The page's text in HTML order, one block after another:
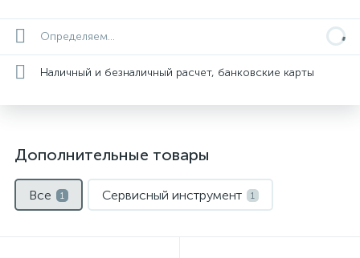
Определяем...
Наличный и безналичный расчет, банковские карты
Дополнительные товары
Все 1 Сервисный инструмент 1